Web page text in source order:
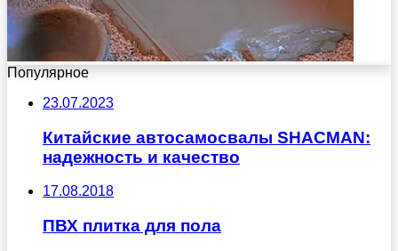
Популярное
23.07.2023
Китайские автосамосвалы SHACMAN:
надежность и качество
17.08.2018
ПВХ плитка для пола